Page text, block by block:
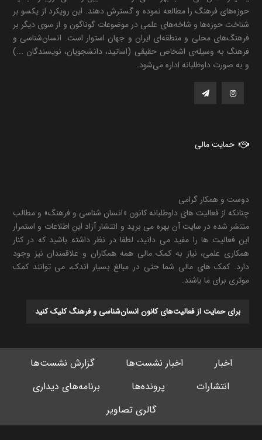
حوزه‌های فرهنگ را مطالعه نموده و گسترش دهند. این رویکرد از یکسو بر
شناخت حوزه‌ها و شاخه‌های علمی در موضوعات گوناگون و از سوی دیگر بر
فرهنگ‌های محلی و منطقه‌ای ایران و جهان استوار است. انسان‌شناسی و
فرهنگ به وسیله‌ی اشخاص حقیقی (اساتید، دانشجویان، نویسندگان ...)
و به صورت داوطلبانه اداره می‌شود.
حمایت مالی
دوست و همکار گرامی
چنانکه از فعالیت های داوطلبانه کانون «انسان شناسی و فرهنگ» و مطالب
منتشر شده در سایت آن بهره می برید و انتشار آزاد این اطلاعات و استمرار
این فعالیت ها را مفید می دانید، لطفا در نظر داشته باشید که در کنار
همکاری علمی، نیاز به کمک مالی همه همکاران و علاقمندان نیز وجود
دارد. کمک های مالی شما حتی در مبالغ بسیار اندک، می توانند کمک
موثری برای ما باشند.
برای حمایت از فعالیت‌های کانون انسان‌شناسی و فرهنگ کلیک کنید
اخبار اخبار نشست‌ها
گزارش نشست‌ها
انتشارات
پرونده‌ها
برنامه‌های دیداری
گالری تصاویر